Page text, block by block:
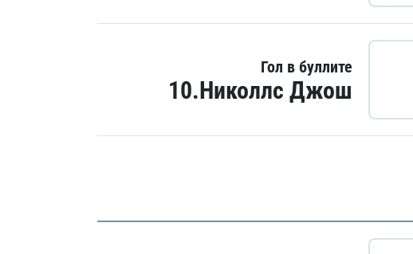
Гол в буллите
10.Николлс Джош